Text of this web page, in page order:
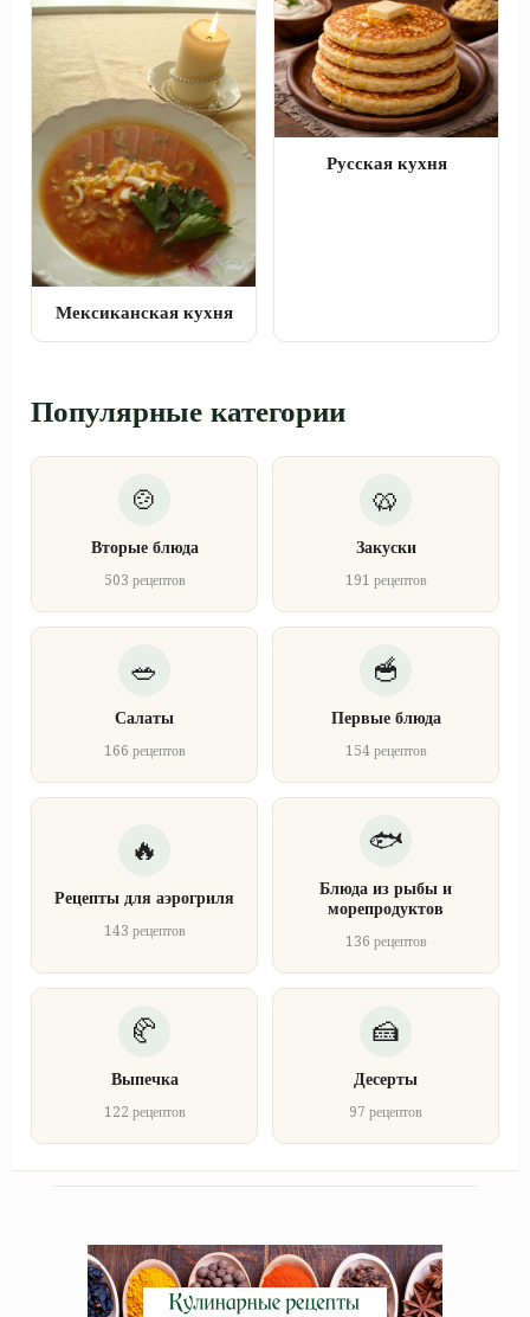
Мексиканская кухня
Русская кухня
Популярные категории
Вторые блюда
503 рецептов
Закуски
191 рецептов
Салаты
166 рецептов
Первые блюда
154 рецептов
Рецепты для аэрогриля
143 рецептов
Блюда из рыбы и
морепродуктов
136 рецептов
Выпечка
122 рецептов
Десерты
97 рецептов